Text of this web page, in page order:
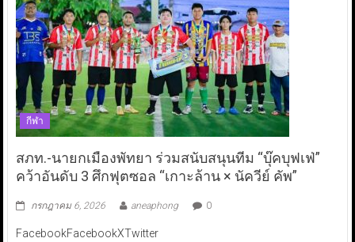
กีฬา
สภท.-นายกเมืองพัทยา ร่วมสนับสนุนทีม “บุ๊คบุฟเฟ่”
คว้าอันดับ 3 ศึกฟุตซอล “เกาะล้าน × นัควีย์ คัพ”
กรกฎาคม 6, 2026 aneaphong 0
FacebookFacebookXTwitter